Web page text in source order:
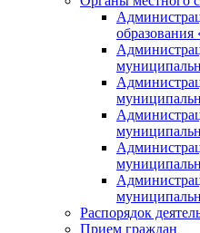
Распорядок
Прием граждан